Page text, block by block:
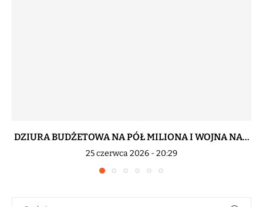
DZIURA BUDŻETOWA NA PÓŁ MILIONA I WOJNA NA...
25 czerwca 2026 - 20:29